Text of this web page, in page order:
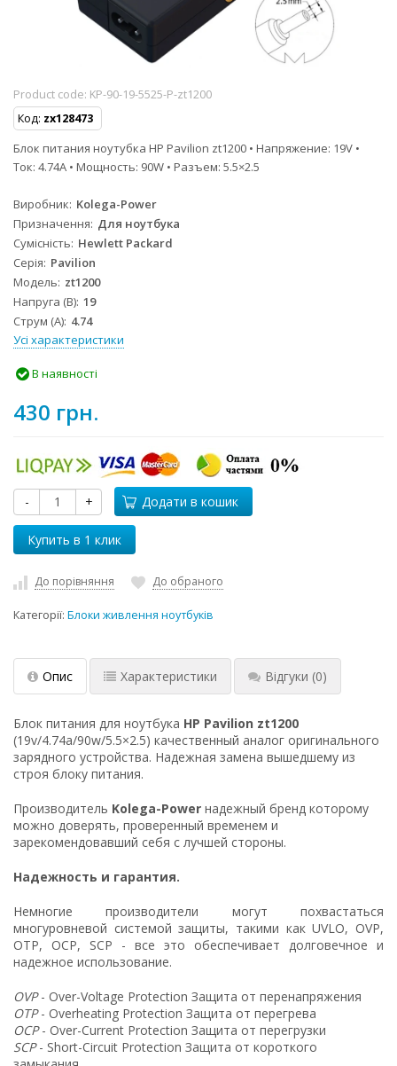
Product code: KP-90-19-5525-P-zt1200
Код: zx128473
Блок питания ноутубка HP Pavilion zt1200 • Напряжение: 19V •
Ток: 4.74A • Мощность: 90W • Разъем: 5.5×2.5
Виробник Kolega-Power
Призначення Для ноутбука
Сумісність Hewlett Packard
Серія Pavilion
Модель zt1200
Напруга (В) 19
Струм (А) 4.74
Усі характеристики
В наявності
430 грн.
- + Додати в кошик
До порівняння До обраного
Категорії: Блоки живлення ноутбуків
Опис Характеристики Відгуки (0)
Блок питания для ноутбука HP Pavilion zt1200
(19v/4.74a/90w/5.5×2.5) качественный аналог оригинального
зарядного устройства. Надежная замена вышедшему из
строя блоку питания.
Производитель Kolega-Power надежный бренд которому
можно доверять, проверенный временем и
зарекомендовавший себя с лучшей стороны.
Надежность и гарантия.
Немногие производители могут похвастаться
многуровневой системой защиты, такими как UVLO, OVP,
OTP, OCP, SCP - все это обеспечивает долговечное и
надежное использование.
OVP- Over-Voltage Protection Защита от перенапряжения
OTP- Overheating Protection Защита от перегрева
OCP- Over-Current Protection Защита от перегрузки
SCP- Short-Circuit Protection Защита от короткого